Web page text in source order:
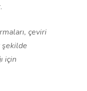
çeviri
için